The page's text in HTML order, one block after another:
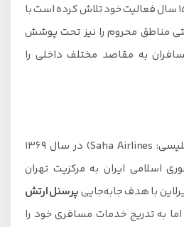
هواپیمایی تابان در طول 15 سال فعالیت خود تلاش کرده است با
مناطق محروم را نیز تحت پوشش
به مقاصد مختلف داخلی را
هواپیمایی ساها (به انگلیسی: Saha Airlines) در سال 1369
اسلامی ایران به مرکزیت تهران
با هدف جابه‌جاییپرسنل ارتش
اما به تدریج خدمات مسافری خود را